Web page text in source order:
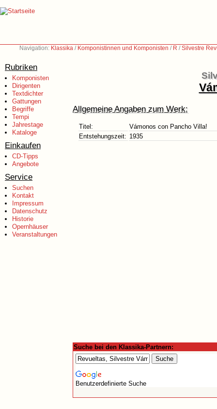
Navigation: Klassika / Komponistinnen und Komponisten / R /Silvestre
Rubriken
Komponisten
Dirigenten
Textdichter
Gattungen
Begriffe
Tempi
Jahrestage
Kataloge
Einkaufen
CD-Tipps
Angebote
Service
Suchen
Kontakt
Impressum
Datenschutz
Historie
Opernhäuser
Veranstaltungen
Allgemeine Angaben zum Werk:
Titel:
Vámonos con Pancho Villa!
Entstehungszeit: 1935
Suche bei den Klassika-Partnern:
Benutzerdefinierte Suche